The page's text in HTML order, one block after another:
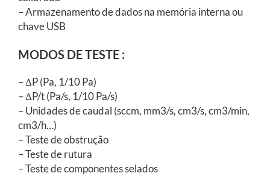
– Armazenamento de dados na memória interna ou
chave USB
MODOS DE TESTE :
– ΔP (Pa, 1/10 Pa)
– ΔP/t (Pa/s, 1/10 Pa/s)
– Unidades de caudal (sccm, mm3/s, cm3/s, cm3/min,
cm3/h…)
– Teste de obstrução
– Teste de rutura
– Teste de componentes selados